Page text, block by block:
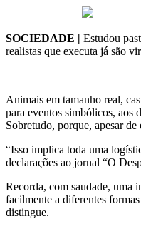
SOCIEDADE | Estudou
realistas que executa já são
Animais em tamanho real,
para eventos simbólicos, aos
Sobretudo, porque, apesar
“Isso implica toda uma
declarações ao jornal “O
Recorda, com saudade, uma
facilmente a diferentes
distingue.